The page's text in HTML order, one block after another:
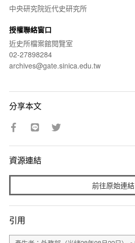
中央研究院近代史研究所
授權聯絡窗口
近史所檔案館閱覽室
02-27898284
archives@gate.sinica.edu.tw
分享本文
資源連結
前往原始連結
引用